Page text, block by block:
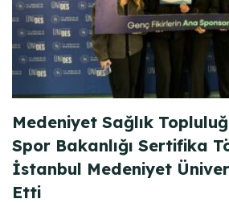
Medeniyet Sağlık
Spor Bakanlığı Sertifika
İstanbul Medeniyet
Etti